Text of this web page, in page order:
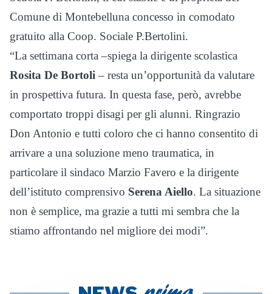
Comune di Montebelluna concesso in comodato
gratuito alla Coop. Sociale P.Bertolini.
“La settimana corta –spiega la dirigente scolastica
Rosita De Bortoli– resta un’opportunità da valutare
in prospettiva futura. In questa fase, però, avrebbe
comportato troppi disagi per gli alunni. Ringrazio
Don Antonio e tutti coloro che ci hanno consentito di
arrivare a una soluzione meno traumatica, in
particolare il sindaco Marzio Favero e la dirigente
dell’istituto comprensivo Serena Aiello. La situazione
non è semplice, ma grazie a tutti mi sembra che la
stiamo affrontando nel migliore dei modi”.